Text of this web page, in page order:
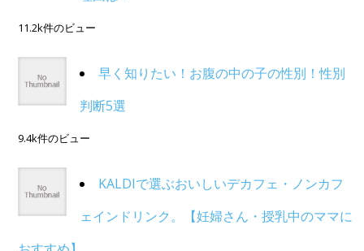
11.2k件のビュー
早く知りたい！お腹の中の子の性別！性別
判断5選
9.4k件のビュー
KALDIで選ぶおいしいデカフェ・ノンカフ
ェインドリンク。【妊婦さん・授乳中のママに